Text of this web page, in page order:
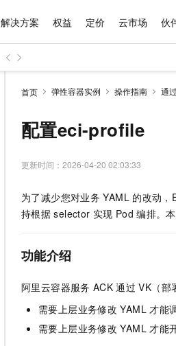
解决方案 权益 定价 云市场 伙
首页 弹性容器实例 操作指南 通
配置eci-profile
更新时间： 2026-04-20 02:03:33
为了减少您对业务 YAML 的改动，
持根据 selector 实现 Pod 编排。
功能介绍
阿里云容器服务 ACK 通过 VK（部
需要上层业务修改 YAML 才能
需要上层业务修改 YAML 才能
千问AI平台
Qwen3.8-Max HOT
Qwen3.7-Plus
视觉 Coding、空间感知、多模态思考等全面升级
精选产品
大模型服务与应用平台
多元化、高性能、安全可靠的大模型服务
无影云电脑
随时随地安全接入的云上超级电脑
面向分析的企业级SaaS模式云数据仓库
精选解决方案
上传文档即自动完成翻译和格式还原
Hermes Agent，打造自进化智能体
自主进化，持久记忆，越用越聪明
普惠上云
云服务器38元/年起，超值低价云产品抢先购
推荐新用户得奖励，单订单最高返9万
云工开物
高校专属算力普惠，学生认证享300元代金券
免费试用
最高领取价值200元试用点，立即开启云上创
AI 产品 免费试用
1亿+ 大模型 tokens 和 30+ 款产品免费体验
产品定价
了解云产品的定价详情
云上成本管理
管理和优化成本
精选商城
多端小程序
观测云
蓝凌 OA
Tableau 订阅
成为销售伙伴
咨询伙伴
销售伙伴合作计划
无影生态合作计划
Salesforce On Alibaba Cloud
AI 大模型销售与服务生态合作计划
售前咨询
售后服务
自助服务
在线服务
工单服务
短信专区
为什么选择阿里云
技术领先
分析师报告
云开发大赛